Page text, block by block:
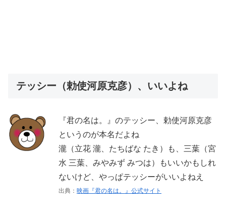
テッシー（勅使河原克彦）、いいよね
『君の名は。』のテッシー、勅使河原克彦
というのが本名だよね
瀧（立花 瀧、たちばな たき）も、三葉（宮
水 三葉、みやみず みつは）もいいかもしれ
ないけど、やっぱテッシーがいいよねえ
出典： 映画『君の名は。』公式サイト